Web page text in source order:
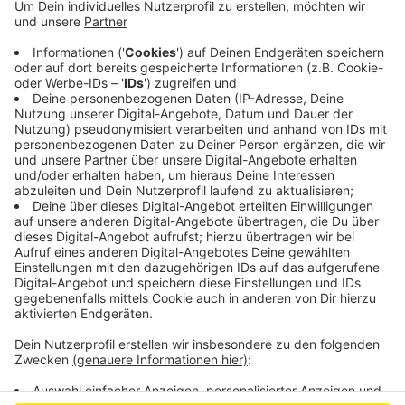
durch die Grenzkontrollen wieder alte Wunden aus
den Kriegen aufreißen könnten. Aktuell ist ein
Überqueren der Grenze nach Deutschland oder
andere Nachbarländer nur aus einem triftigen
Grund wie zum Beispiel der Arbeit erlaubt. Wer die
Online-Petition unterstützen will, kann dasHIER
machen.
Veröffentlicht:Mittwoch, 22.04.2020 13:24
Anzeige
Anzeige